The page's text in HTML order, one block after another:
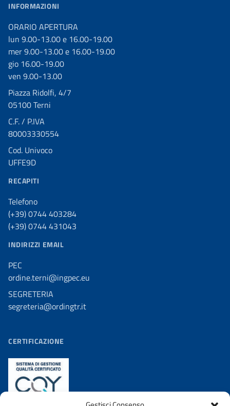
INFORMAZIONI
ORARIO APERTURA
lun 9.00-13.00 e 16.00-19.00
mer 9.00-13.00 e 16.00-19.00
gio 16.00-19.00
ven 9.00-13.00
Piazza Ridolfi, 4/7
05100 Terni
C.F. / P.IVA
80003330554
Cod. Univoco
UFFE9D
RECAPITI
Telefono
(+39) 0744 403284
(+39) 0744 431043
INDIRIZZI EMAIL
PEC
ordine.terni@ingpec.eu
SEGRETERIA
segreteria@ordingtr.it
CERTIFICAZIONE